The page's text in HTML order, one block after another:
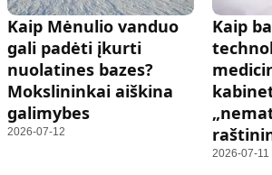
Kaip Mėnulio vanduo
gali padėti įkurti
nuolatines bazes?
Mokslininkai aiškina
galimybes
2026-07-12
Kaip
2026-07-11